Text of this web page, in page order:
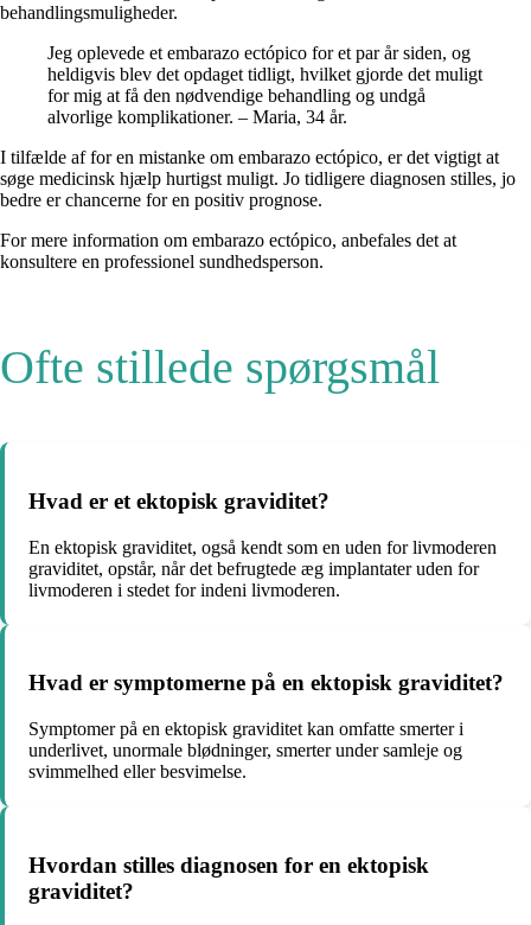
behandlingsmuligheder.
Jeg oplevede et embarazo ectópico for et par år siden, og
heldigvis blev det opdaget tidligt, hvilket gjorde det muligt
for mig at få den nødvendige behandling og undgå
alvorlige komplikationer. – Maria, 34 år.
I tilfælde af for en mistanke om embarazo ectópico, er det vigtigt at
søge medicinsk hjælp hurtigst muligt. Jo tidligere diagnosen stilles, jo
bedre er chancerne for en positiv prognose.
For mere information om embarazo ectópico, anbefales det at
konsultere en professionel sundhedsperson.
Ofte stillede spørgsmål
Hvad er et ektopisk graviditet?
En ektopisk graviditet, også kendt som en uden for livmoderen
graviditet, opstår, når det befrugtede æg implantater uden for
livmoderen i stedet for indeni livmoderen.
Hvad er symptomerne på en ektopisk graviditet?
Symptomer på en ektopisk graviditet kan omfatte smerter i
underlivet, unormale blødninger, smerter under samleje og
svimmelhed eller besvimelse.
Hvordan stilles diagnosen for en ektopisk
graviditet?